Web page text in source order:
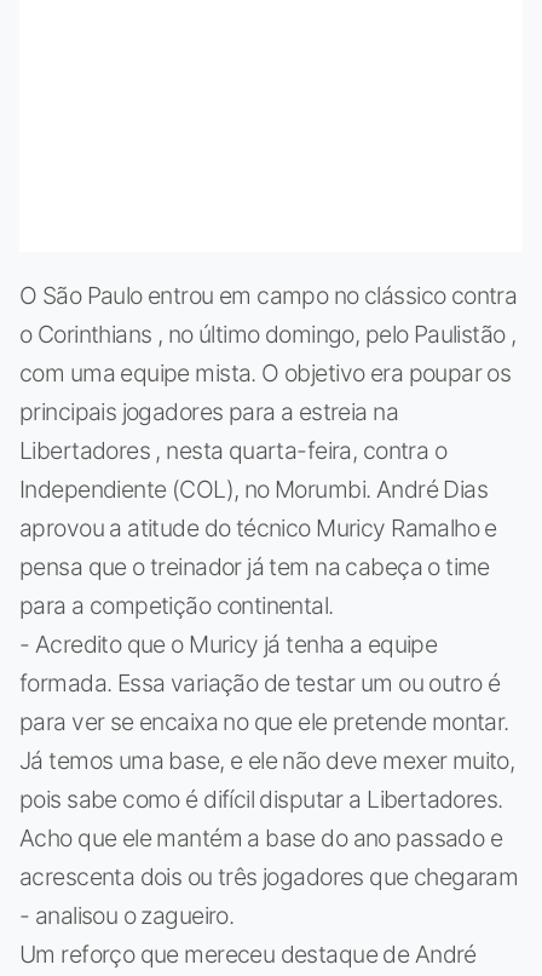
O São Paulo entrou em campo no clássico contra
o Corinthians , no último domingo, pelo Paulistão ,
com uma equipe mista. O objetivo era poupar os
principais jogadores para a estreia na
Libertadores , nesta quarta-feira, contra o
Independiente (COL), no Morumbi. André Dias
aprovou a atitude do técnico Muricy Ramalho e
pensa que o treinador já tem na cabeça o time
para a competição continental.
- Acredito que o Muricy já tenha a equipe
formada. Essa variação de testar um ou outro é
para ver se encaixa no que ele pretende montar.
Já temos uma base, e ele não deve mexer muito,
pois sabe como é difícil disputar a Libertadores.
Acho que ele mantém a base do ano passado e
acrescenta dois ou três jogadores que chegaram
- analisou o zagueiro.
Um reforço que mereceu destaque de André